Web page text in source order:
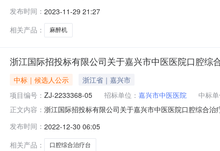
物类主要标的信息：序号标项名称标的名称品牌数量单
发布时间： 2023-11-29 21:27
相关产品：
麻醉机
浙江国际招投标有限公司关于嘉兴市中医医院口腔综
中标｜候选人公示
浙江省｜嘉兴市
项目编号： ZJ-2233368-05 招标单位： 嘉兴市中医医院
中标
正文内容： 浙江国际招投标有限公司关于嘉兴市中医医院口腔综合
果:序号标项名称废标理由其他事项////四、主要标的信息
发布时间： 2022-12-30 06:05
相关产品：
口腔综合治疗台